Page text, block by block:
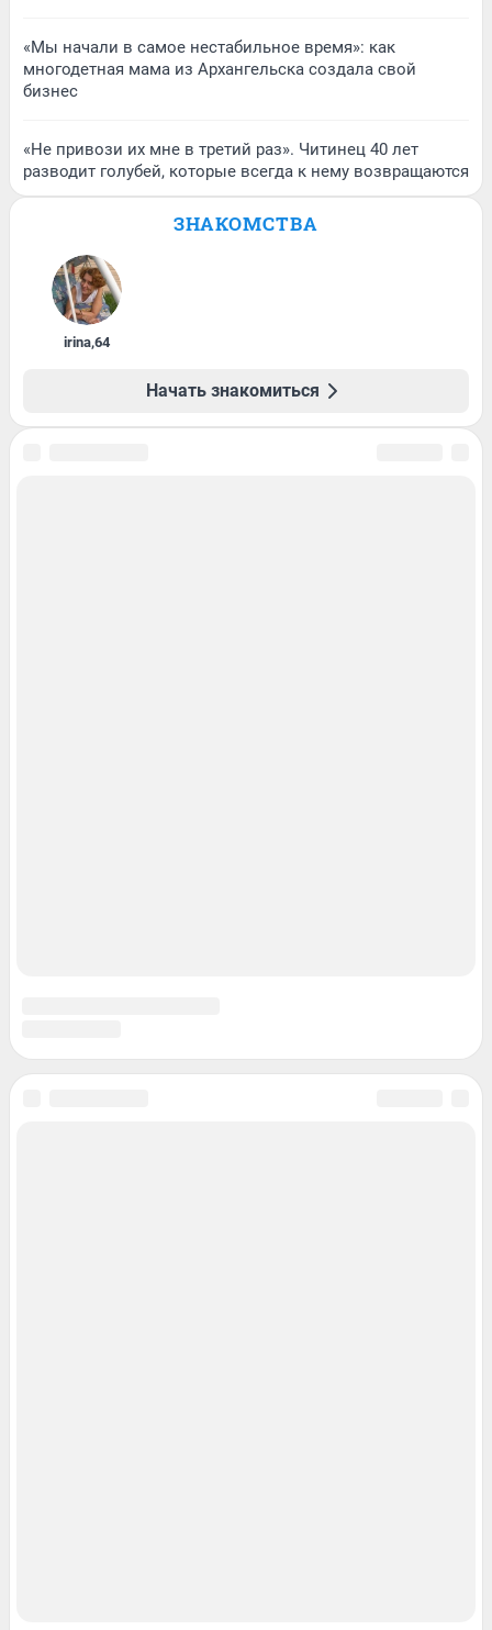
«Мы начали в самое нестабильное время»: как
многодетная мама из Архангельска создала свой
бизнес
«Не привози их мне в третий раз». Читинец 40 лет
разводит голубей, которые всегда к нему возвращаются
ЗНАКОМСТВА
irina,64
Начать знакомиться